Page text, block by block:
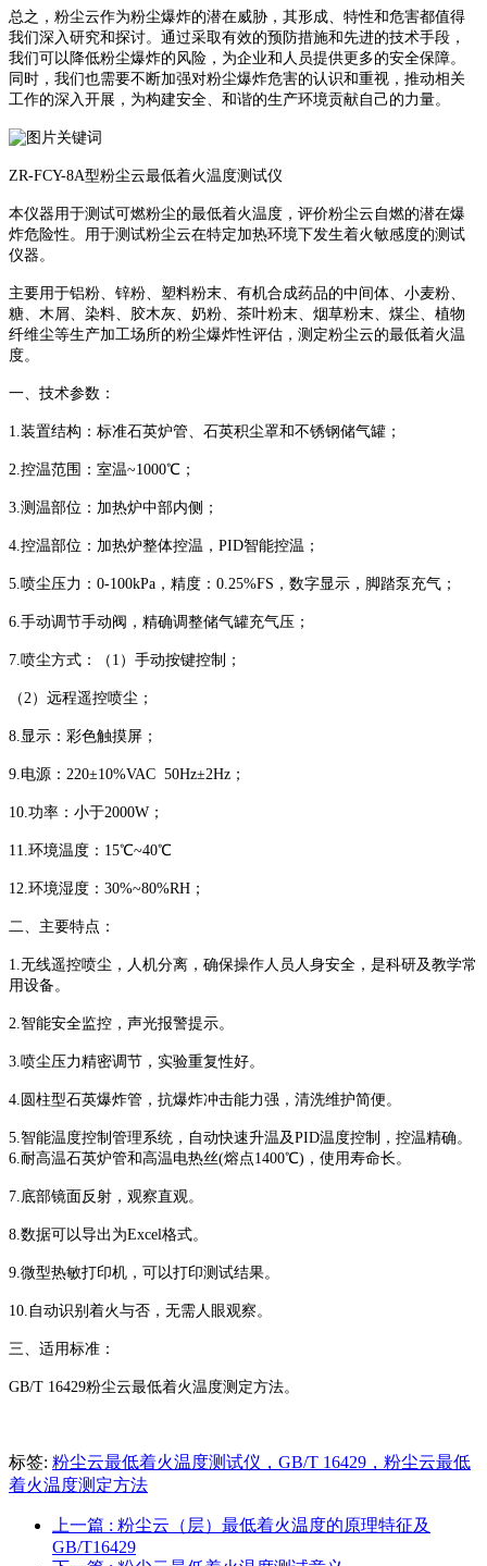
总之，粉尘云作为粉尘爆炸的潜在威胁，其形成、特性和危害都值得
我们深入研究和探讨。通过采取有效的预防措施和先进的技术手段，
我们可以降低粉尘爆炸的风险，为企业和人员提供更多的安全保障。
同时，我们也需要不断加强对粉尘爆炸危害的认识和重视，推动相关
工作的深入开展，为构建安全、和谐的生产环境贡献自己的力量。
ZR-FCY-8A型粉尘云最低着火温度测试仪
本仪器用于测试可燃粉尘的最低着火温度，评价粉尘云自燃的潜在爆
炸危险性。用于测试粉尘云在特定加热环境下发生着火敏感度的测试
仪器。
主要用于铝粉、锌粉、塑料粉末、有机合成药品的中间体、小麦粉、
糖、木屑、染料、胶木灰、奶粉、茶叶粉末、烟草粉末、煤尘、植物
纤维尘等生产加工场所的粉尘爆炸性评估，测定粉尘云的最低着火温
度。
一、技术参数：
1.装置结构：标准石英炉管、石英积尘罩和不锈钢储气罐；
2.控温范围：室温~1000℃；
3.测温部位：加热炉中部内侧；
4.控温部位：加热炉整体控温，PID智能控温；
5.喷尘压力：0-100kPa，精度：0.25%FS，数字显示，脚踏泵充气；
6.手动调节手动阀，精确调整储气罐充气压；
7.喷尘方式：（1）手动按键控制；
（2）远程遥控喷尘；
8.显示：彩色触摸屏；
9.电源：220±10%VAC 50Hz±2Hz；
10.功率：小于2000W；
11.环境温度：15℃~40℃
12.环境湿度：30%~80%RH；
二、主要特点：
1.无线遥控喷尘，人机分离，确保操作人员人身安全，是科研及教学常
用设备。
2.智能安全监控，声光报警提示。
3.喷尘压力精密调节，实验重复性好。
4.圆柱型石英爆炸管，抗爆炸冲击能力强，清洗维护简便。
5.智能温度控制管理系统，自动快速升温及PID温度控制，控温精确。
6.耐高温石英炉管和高温电热丝(熔点1400℃)，使用寿命长。
7.底部镜面反射，观察直观。
8.数据可以导出为Excel格式。
9.微型热敏打印机，可以打印测试结果。
10.自动识别着火与否，无需人眼观察。
三、适用标准：
GB/T 16429粉尘云最低着火温度测定方法。
标签: 粉尘云最低着火温度测试仪，GB/T 16429，粉尘云最低
着火温度测定方法
上一篇 : 粉尘云（层）最低着火温度的原理特征及
GB/T16429